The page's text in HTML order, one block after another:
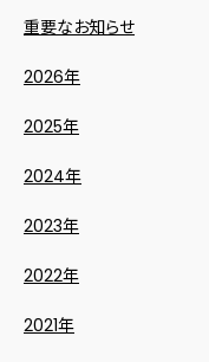
重要なお知らせ
2026年
2025年
2024年
2023年
2022年
2021年